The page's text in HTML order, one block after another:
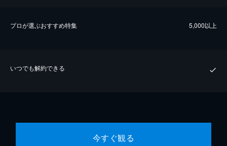
プロが選ぶおすすめ特集 5,000以上
いつでも解約できる
今すぐ観る